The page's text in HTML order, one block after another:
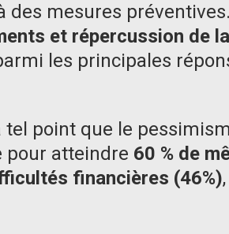
des mesures préventives.
et répercussion de la
les principales
point que le
pour atteindre 60 % de
financières (46%)